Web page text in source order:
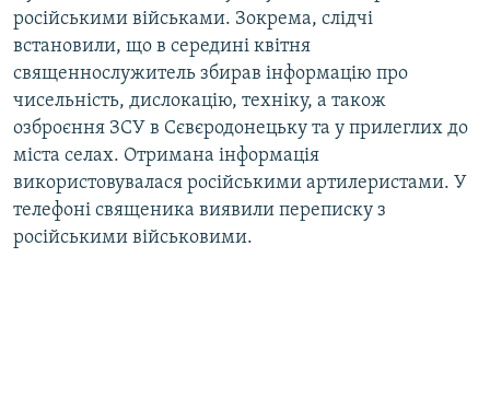
російськими військами. Зокрема, слідчі
встановили, що в середині квітня
священнослужитель збирав інформацію про
чисельність, дислокацію, техніку, а також
озброєння ЗСУ в Сєвєродонецьку та у прилеглих до
міста селах. Отримана інформація
використовувалася російськими артилеристами. У
телефоні священика виявили переписку з
російськими військовими.